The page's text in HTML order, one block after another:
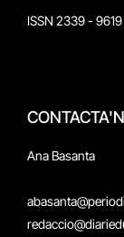
ISSN 2339 - 9619
Ana Basanta